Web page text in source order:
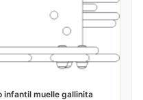
infantil muelle gallinita